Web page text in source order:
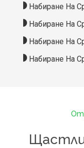
Набиране На
Набиране На
Набиране На
Набиране На